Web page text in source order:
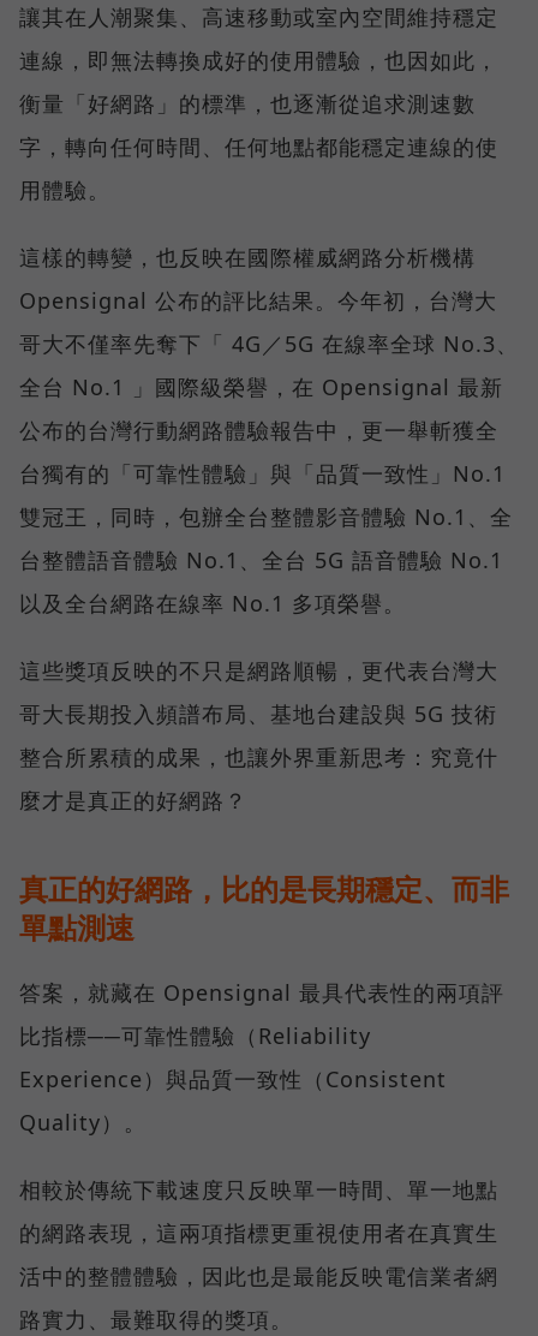
讓其在人潮聚集、高速移動或室內空間維持穩定
連線，即無法轉換成好的使用體驗，也因如此，
衡量「好網路」的標準，也逐漸從追求測速數
字，轉向任何時間、任何地點都能穩定連線的使
用體驗。
這樣的轉變，也反映在國際權威網路分析機構
Opensignal 公布的評比結果。今年初，台灣大
哥大不僅率先奪下「 4G／5G 在線率全球 No.3、
全台 No.1 」國際級榮譽，在 Opensignal 最新
公布的台灣行動網路體驗報告中，更一舉斬獲全
台獨有的「可靠性體驗」與「品質一致性」No.1
雙冠王，同時，包辦全台整體影音體驗 No.1、全
台整體語音體驗 No.1、全台 5G 語音體驗 No.1
以及全台網路在線率 No.1 多項榮譽。
這些獎項反映的不只是網路順暢，更代表台灣大
哥大長期投入頻譜布局、基地台建設與 5G 技術
整合所累積的成果，也讓外界重新思考：究竟什
麼才是真正的好網路？
真正的好網路，比的是長期穩定、而非
單點測速
答案，就藏在 Opensignal 最具代表性的兩項評
比指標──可靠性體驗（Reliability
Experience）與品質一致性（Consistent
Quality）。
相較於傳統下載速度只反映單一時間、單一地點
的網路表現，這兩項指標更重視使用者在真實生
活中的整體體驗，因此也是最能反映電信業者網
路實力、最難取得的獎項。